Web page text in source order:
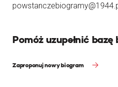
Pomóż uzupełnić
Zaproponuj nowy biogram